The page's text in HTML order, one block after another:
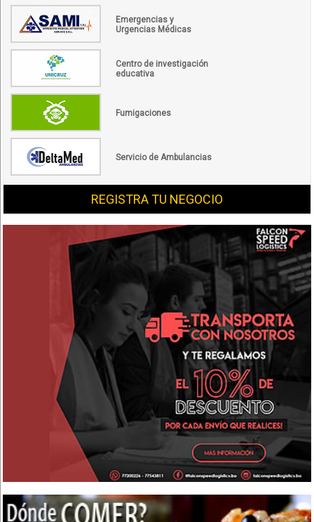
Emergencias y
Urgencias Médicas
Centro de investigación
educativa
Fumigaciones
Servicio de Ambulancias
REGISTRA TU NEGOCIO